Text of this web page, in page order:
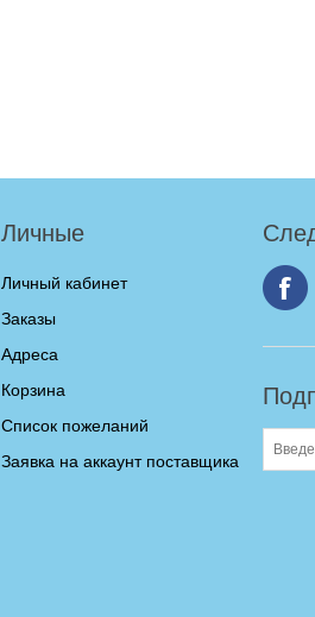
Личные
Личный кабинет
Заказы
Адреса
Корзина
Список пожеланий
Заявка на аккаунт поставщика